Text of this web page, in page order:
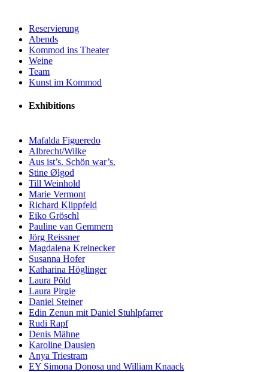
Reservierung
Abends
Kommod ins Theater
Weine
Team
Kunst im Kommod
Exhibitions
Mafalda Figueredo
Albrecht/Wilke
Aus ist’s. Schön war’s.
Stine Ølgod
Till Weinhold
Marie Vermont
Richard Klippfeld
Eiko Gröschl
Pauline van Gemmern
Jörg Reissner
Magdalena Kreinecker
Susanna Hofer
Katharina Höglinger
Laura Põld
Laura Pirgie
Daniel Steiner
Edin Zenun mit Daniel Stuhlpfarrer
Rudi Rapf
Denis Mähne
Karoline Dausien
Anya Triestram
EY Simona Donosa und William Knaack